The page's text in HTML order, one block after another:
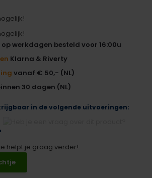
op werkdagen besteld voor 16:00u
Klarna & Riverty
vanaf € 50,- (NL)
30 dagen (NL)
in de volgende uitvoeringen:
helpt je graag verder!